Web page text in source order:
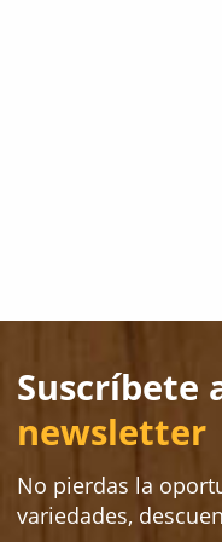
Suscríbete
newsletter
No pierdas la
variedades,